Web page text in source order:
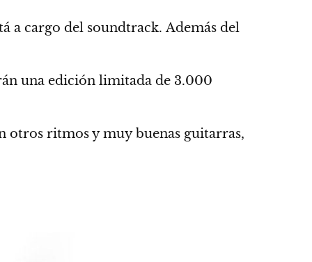
a cargo del soundtrack. Además del
una edición limitada de 3.000
otros ritmos y muy buenas guitarras,